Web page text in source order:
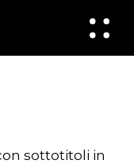
sottotitoli in